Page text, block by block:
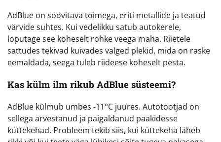
AdBlue on söövitava toimega, eriti metallide ja teatud
värvide suhtes. Kui vedelikku satub autokerele,
loputage see koheselt rohke veega maha. Riietele
sattudes tekivad kuivades valged plekid, mida on raske
eemaldada, seega tuleb riideese koheselt pesta.
Kas külm ilm rikub AdBlue süsteemi?
AdBlue külmub umbes -11°C juures. Autotootjad on
sellega arvestanud ja paigaldanud paakidesse
küttekehad. Probleem tekib siis, kui küttekeha läheb